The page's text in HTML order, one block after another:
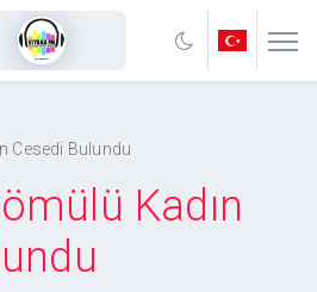
Cesedi Bulundu
Kadın